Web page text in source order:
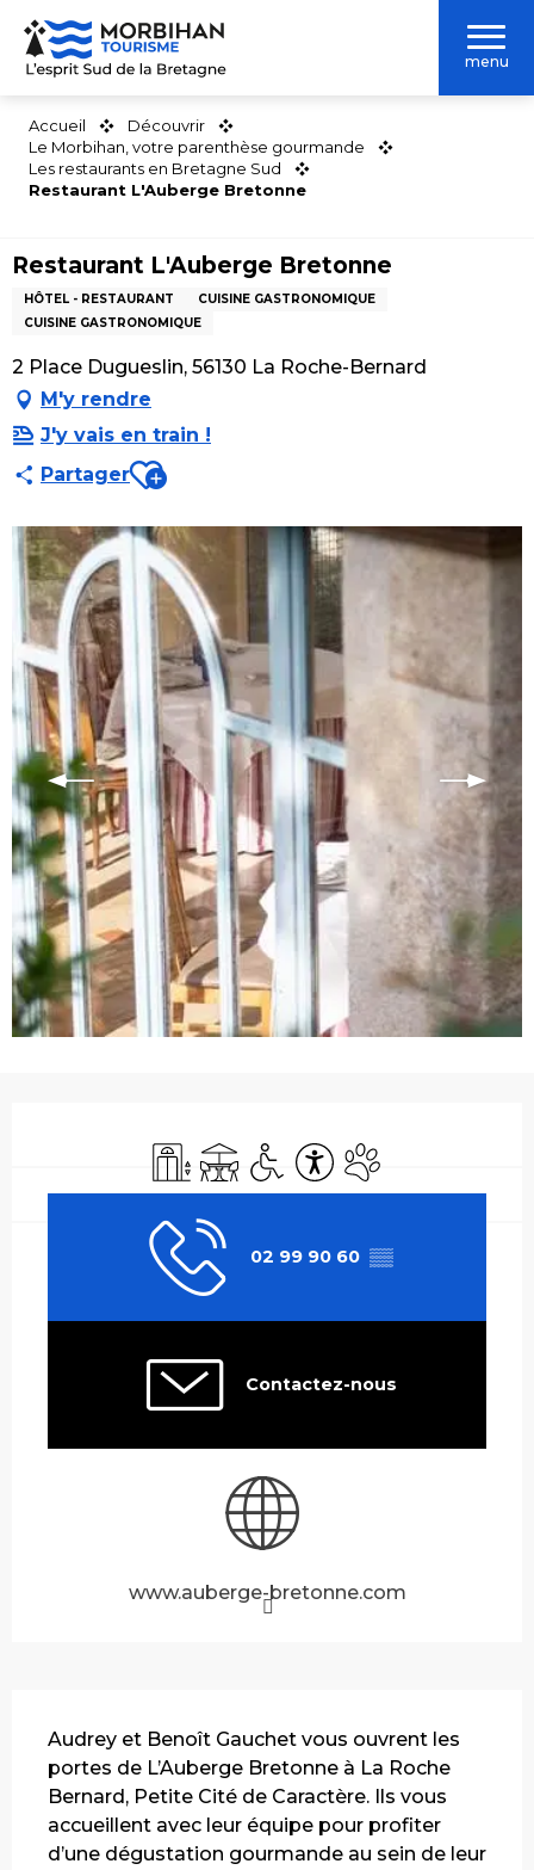
Aller
contenu
menu
Accueil
Découvrir
Le Morbihan, votre parenthèse gourmande
Les restaurants en Bretagne Sud
Restaurant L'Auberge Bretonne
Restaurant L'Auberge Bretonne
HÔTEL - RESTAURANT
CUISINE GASTRONOMIQUE
CUISINE GASTRONOMIQUE
2 Place Dugueslin, 56130 La Roche-Bernard
M'y rendre
J'y vais en train !
PartagerAjouter aux favoris
AscenseurTerrasseAccès handicapés
Accessibilité
Animaux acceptés
02 99 90 60 ▒▒
Contactez-nous
www.auberge-bretonne.com
Audrey et Benoît Gauchet vous ouvrent les
portes de L’Auberge Bretonne à La Roche
Bernard, Petite Cité de Caractère. Ils vous
accueillent avec leur équipe pour profiter
d’une dégustation gourmande au sein de leur